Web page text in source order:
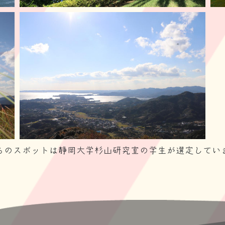
のスポットは静岡大学杉山研究室の学生が選定してい